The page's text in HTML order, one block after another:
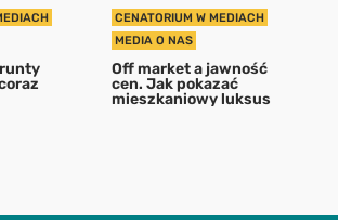
CENATORIUM W MEDIACH
MEDIA O NAS
Off market a jawność
cen. Jak pokazać
mieszkaniowy luksus